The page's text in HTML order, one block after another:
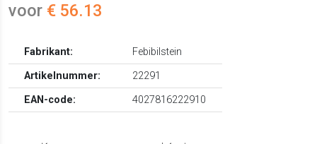
voor € 56.13
Fabrikant:
Febibilstein
Artikelnummer:
22291
EAN-code:
4027816222910